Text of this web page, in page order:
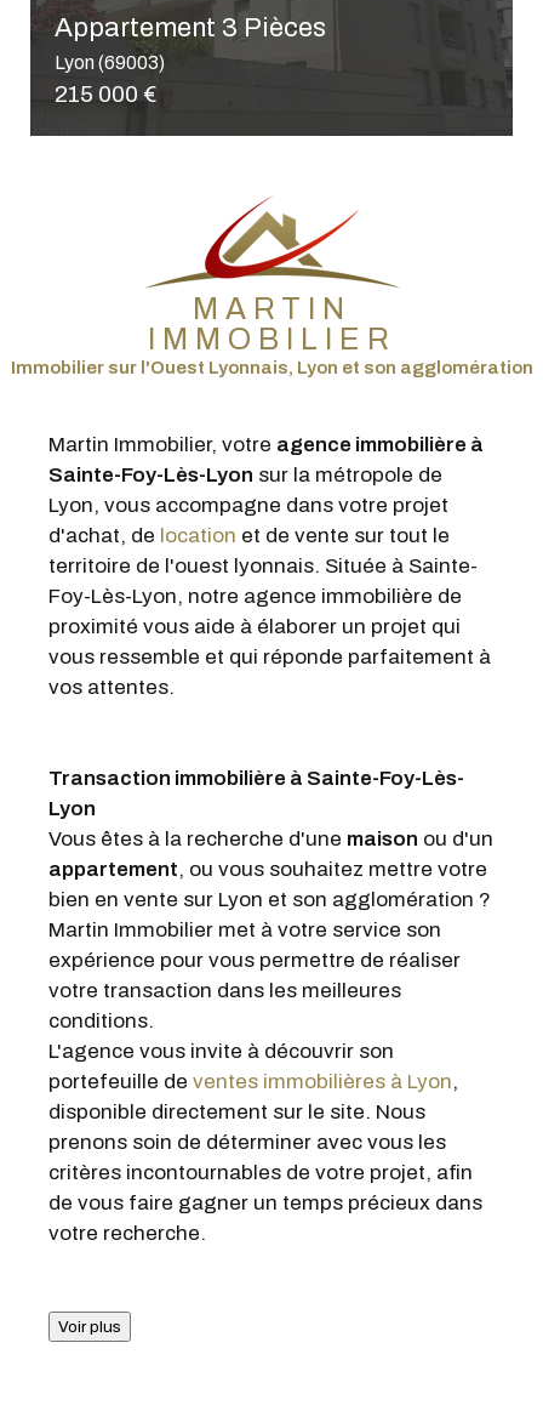
IMMOBILIER
Immobilier sur l'Ouest Lyonnais, Lyon et son agglomération
Martin Immobilier, votreagence immobilière à
Lyon, vous accompagne dans votre projet
locationet de vente sur tout le
territoire de l'ouest lyonnais. Située à Sainte-
Foy-Lès-Lyon, notre agence immobilière de
proximité vous aide à élaborer un projet qui
vous ressemble et qui réponde parfaitement à
Transaction immobilière à Sainte-Foy-Lès-
Lyon
Vous êtes à la recherche d'unemaisonou d'un
appartement, ou vous souhaitez mettre votre
bien en vente sur Lyon et son agglomération ?
Martin Immobilier met à votre service son
expérience pour vous permettre de réaliser
votre transaction dans les meilleures
portefeuille deventes immobilières à Lyon,
disponible directement sur le site. Nous
prenons soin de déterminer avec vous les
critères incontournables de votre projet, afin
de vous faire gagner un temps précieux dans
votre recherche.
Voir plus